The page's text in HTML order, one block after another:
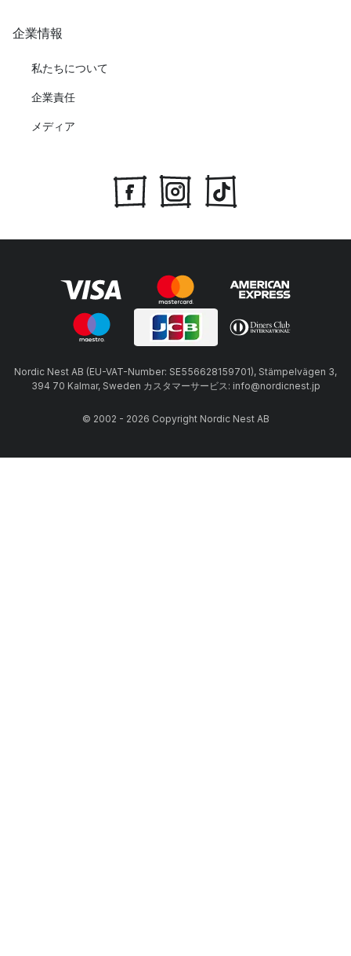
企業情報
私たちについて
企業責任
メディア
Nordic Nest AB (EU-VAT-Number: SE556628159701), Stämpelvägen 3,
394 70 Kalmar, Sweden カスタマーサービス: info@nordicnest.jp
© 2002 - 2026 Copyright Nordic Nest AB